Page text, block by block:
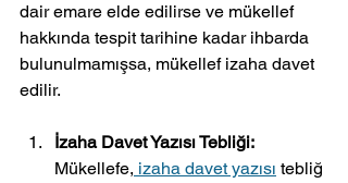
dair emare elde edilirse ve mükellef
hakkında tespit tarihine kadar ihbarda
bulunulmamışsa, mükellef izaha davet
edilir.
İzaha Davet Yazısı Tebliği:
Mükellefe, izaha davet yazısı tebliğ